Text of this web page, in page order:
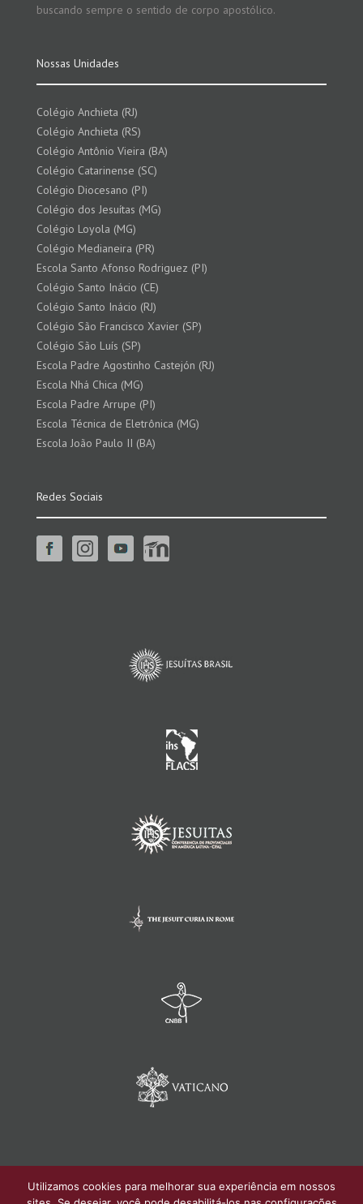
buscando sempre o sentido de corpo apostólico.
Nossas Unidades
Colégio Anchieta (RJ)
Colégio Anchieta (RS)
Colégio Antônio Vieira (BA)
Colégio Catarinense (SC)
Colégio Diocesano (PI)
Colégio dos Jesuítas (MG)
Colégio Loyola (MG)
Colégio Medianeira (PR)
Escola Santo Afonso Rodriguez (PI)
Colégio Santo Inácio (CE)
Colégio Santo Inácio (RJ)
Colégio São Francisco Xavier (SP)
Colégio São Luís (SP)
Escola Padre Agostinho Castejón (RJ)
Escola Nhá Chica (MG)
Escola Padre Arrupe (PI)
Escola Técnica de Eletrônica (MG)
Escola João Paulo II (BA)
Redes Sociais
Utilizamos cookies para melhorar sua experiência em nossos